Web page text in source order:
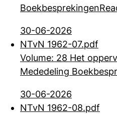
Boekbesprekingen
30-06-2026
NTvN 1962-07.pdf
Volume: 28 Het
Mededeling
30-06-2026
NTvN 1962-08.pdf